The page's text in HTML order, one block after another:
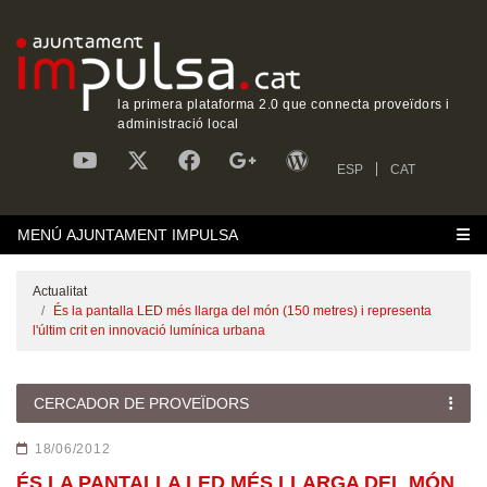
la primera plataforma 2.0 que connecta proveïdors i
administració local
ESP CAT
MENÚ AJUNTAMENT IMPULSA
Actualitat
És la pantalla LED més llarga del món (150 metres) i representa
l'últim crit en innovació lumínica urbana
CERCADOR DE PROVEÏDORS
18/06/2012
ÉS LA PANTALLA LED MÉS LLARGA DEL MÓN